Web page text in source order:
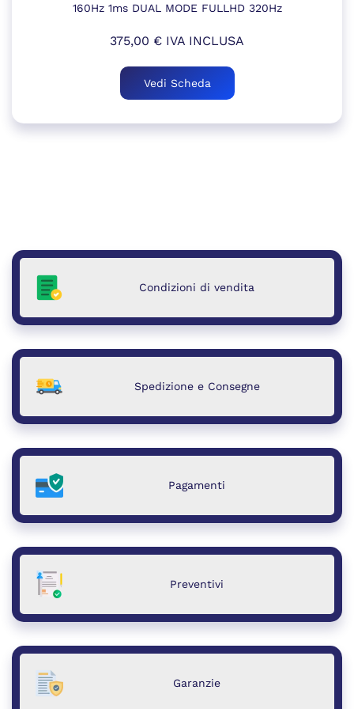
160Hz 1ms DUAL MODE FULLHD 320Hz
375,00 € IVA INCLUSA
Vedi Scheda
Condizioni di vendita
Spedizione e Consegne
Pagamenti
Preventivi
Garanzie